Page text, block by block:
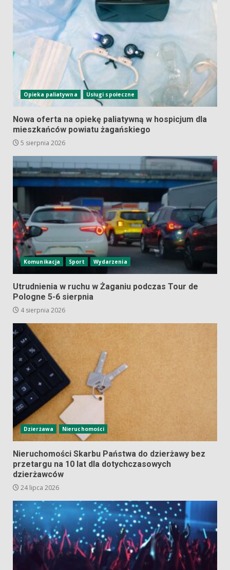
Opieka paliatywna Usługi społeczne
Nowa oferta na opiekę paliatywną w hospicjum dla
mieszkańców powiatu żagańskiego
5 sierpnia 2026
Komunikacja Sport Wydarzenia
Utrudnienia w ruchu w Żaganiu podczas Tour de
Pologne 5-6 sierpnia
4 sierpnia 2026
Dzierżawa Nieruchomości
Nieruchomości Skarbu Państwa do dzierżawy bez
przetargu na 10 lat dla dotychczasowych
dzierżawców
24 lipca 2026